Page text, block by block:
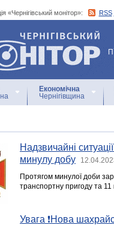
«Чернігівський монітор»: RSS
агенція
монітор»
Економічна
Чернігівщина
Надзвичайні
минулу добу
Протягом минулої доби
транспортну пригоду та
Увага ❗️Нова